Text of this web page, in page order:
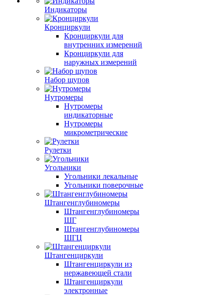
Индикаторы
Кронциркули
Кронциркули для
внутренних измерений
Кронциркули для
наружных измерений
Набор щупов
Нутромеры
Нутромеры
индикаторные
Нутромеры
микрометрические
Рулетки
Угольники
Угольники лекальные
Угольники поверочные
Штангенглубиномеры
Штангенглубиномеры
ШГ
Штангенглубиномеры
ШГЦ
Штангенциркули
Штангенциркули из
нержавеющей стали
Штангенциркули
электронные